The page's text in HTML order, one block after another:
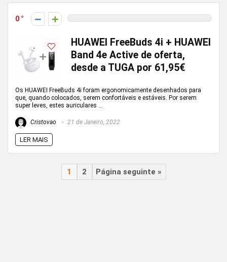
0
HUAWEI FreeBuds 4i + HUAWEI
Band 4e Active de oferta,
desde a TUGA por 61,95€
Os HUAWEI FreeBuds 4i foram ergonomicamente desenhados para
que, quando colocados, serem confortáveis e estáveis. Por serem
super leves, estes auriculares ...
Cristovao 21 de Janeiro, 2022
LER MAIS
1 2 Página seguinte »